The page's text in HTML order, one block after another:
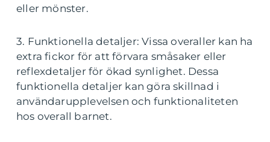
eller mönster.
3. Funktionella detaljer: Vissa overaller kan ha
extra fickor för att förvara småsaker eller
reflexdetaljer för ökad synlighet. Dessa
funktionella detaljer kan göra skillnad i
användarupplevelsen och funktionaliteten
hos overall barnet.